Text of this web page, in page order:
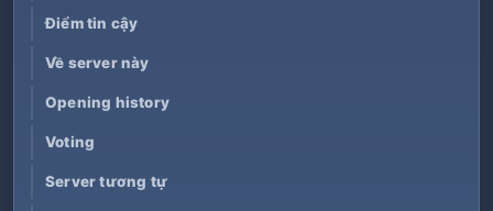
Điểm tin cậy
Về server này
Opening history
Voting
Server tương tự